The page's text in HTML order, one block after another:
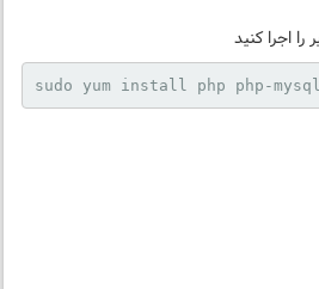
sudo yum install php php-mysql